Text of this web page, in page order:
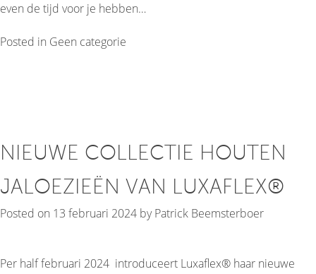
even de tijd voor je hebben…
Posted in Geen categorie
NIEUWE COLLECTIE HOUTEN
JALOEZIEËN VAN LUXAFLEX®
Posted on 13 februari 2024 byPatrick Beemsterboer
Per half februari 2024 introduceert Luxaflex® haar nieuwe